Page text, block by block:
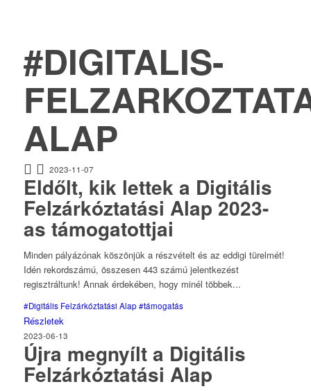
#DIGITALIS-
ALAP
2023-11-07
Eldőlt, kik lettek a Digitális
Felzárkóztatási Alap 2023-
as támogatottjai
Minden pályázónak köszönjük a részvételt és az eddigi türelmét!
Idén rekordszámú, összesen 443 számú jelentkezést
regisztráltunk! Annak érdekében, hogy minél többek...
#Digitális Felzárkóztatási Alap #támogatás
Részletek
2023-06-13
Újra megnyílt a Digitális
Felzárkóztatási Alap